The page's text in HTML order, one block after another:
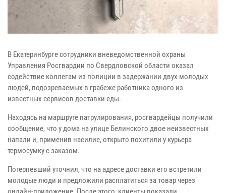
В Екатеринбурге сотрудники вневедомственной охраны
Управления Росгвардии по Свердловской области оказал
содействие коллегам из полиции в задержании двух молодых
людей, подозреваемых в грабеже работника одного из
известных сервисов доставки еды.
Находясь на маршруте патрулирования, росгвардейцы получили
сообщение, что у дома на улице Белинского двое неизвестных
напали и, применив насилие, открыто похитили у курьера
термосумку с заказом.
Потерпевший уточнил, что на адресе доставки его встретили
молодые люди и предложили расплатиться за товар через